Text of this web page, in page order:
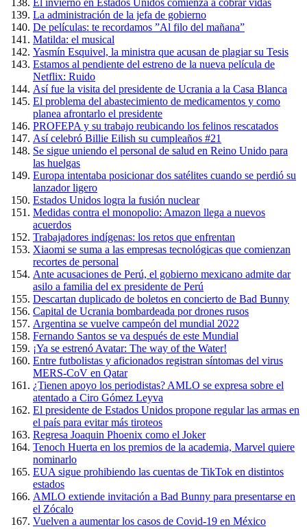
El invierno en Estados Unidos comienza a cobrar vidas
La administración de la jefa de gobierno
De películas: te recordamos ”Al filo del mañana”
Matilda: el musical
Yasmín Esquivel, la ministra que acusan de plagiar su Tesis
Estamos al pendiente del estreno de la nueva película de
Netflix: Ruido
Así fue la visita del presidente de Ucrania a la Casa Blanca
El problema del abastecimiento de medicamentos y como
planea afrontarlo el presidente
PROFEPA y su trabajo reubicando los felinos rescatados
Así celebró Billie Eilish su cumpleaños #21
Se sigue uniendo el personal de salud en Reino Unido para
las huelgas
Europa intentaba posicionar dos satélites cuando se perdió su
lanzador ligero
Estados Unidos logra la fusión nuclear
Medidas contra el monopolio: Amazon llega a nuevos
acuerdos
Trabajadores indígenas: los retos que enfrentan
Xiaomi se suma a las empresas tecnológicas que comienzan
recortes de personal
Ante acusaciones de Perú, el gobierno mexicano admite dar
asilo a familia del ex presidente de Perú
Descartan duplicado de boletos en concierto de Bad Bunny
Capital de Ucrania bombardeada por drones rusos
Argentina se vuelve campeón del mundial 2022
Fernando Santos se va después de este Mundial
¡Ya se estrenó Avatar: The way of the Water!
Entre futbolistas y aficionados registran síntomas del virus
MERS-CoV en Qatar
¿Tienen apoyo los periodistas? AMLO se expresa sobre el
atentado a Ciro Gómez Leyva
El presidente de Estados Unidos propone regular las armas en
el país para evitar más tiroteos
Regresa Joaquin Phoenix como el Joker
Tenoch Huerta en los premios de la academia, Marvel quiere
nominarlo
EUA sigue prohibiendo las cuentas de TikTok en distintos
estados
AMLO extiende invitación a Bad Bunny para presentarse en
el Zócalo
Vuelven a aumentar los casos de Covid-19 en México